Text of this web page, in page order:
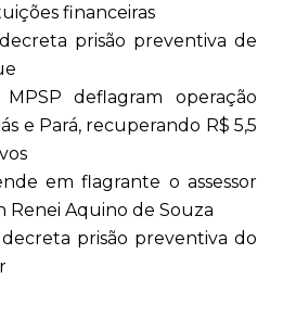
financeiras
prisão preventiva de
deflagram operação
e Pará, recuperando R$ 5,5
em flagrante o assessor
Renei Aquino de Souza
prisão preventiva do